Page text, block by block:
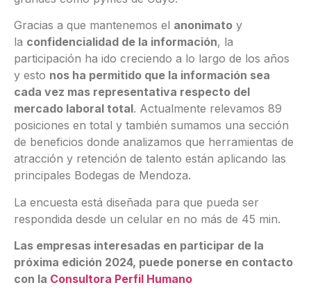
Gracias a que mantenemos el anonimato y
la confidencialidad de la información, la
participación ha ido creciendo a lo largo de los años
y esto nos ha permitido que la información sea
cada vez mas representativa respecto del
mercado laboral total. Actualmente relevamos 89
posiciones en total y también sumamos una sección
de beneficios donde analizamos que herramientas de
atracción y retención de talento están aplicando las
principales Bodegas de Mendoza.
La encuesta está diseñada para que pueda ser
respondida desde un celular en no más de 45 min.
Las empresas interesadas en participar de la
próxima edición 2024, puede ponerse en contacto
con la Consultora Perfil Humano